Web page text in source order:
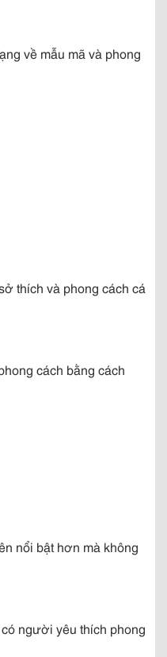
về mẫu mã và phong
thích và phong cách cá
cách bằng cách
nổi bật hơn mà không
người yêu thích phong